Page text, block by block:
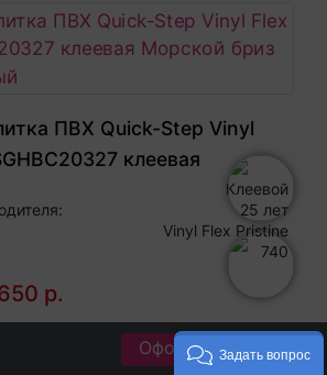
Оформить заказ
ПВХ Quick-Step Vinyl
клеевая
теплый медовый
Клеевой
25 лет
Vinyl Flex Pristine
740
р.
Задать вопрос